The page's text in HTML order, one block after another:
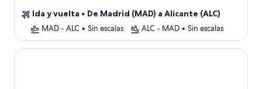
Ida y vuelta • De Madrid (MAD) a Alicante (ALC)
MAD - ALC • Sin escalas ALC - MAD • Sin escalas
Port Denia Hotel